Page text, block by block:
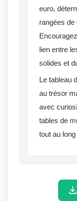
euro,
rangées
lien entre
solides et
Le tableau
au trésor
avec
tables de
tout au